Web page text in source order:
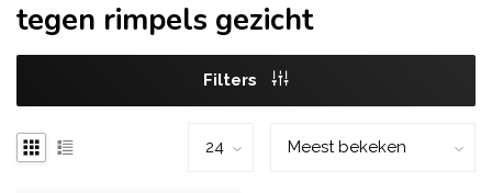
tegen rimpels gezicht
Filters